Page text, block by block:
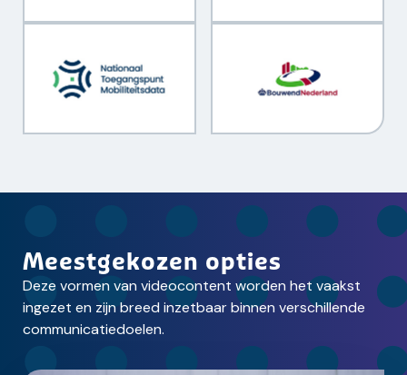
Meestgekozen opties
Deze vormen van videocontent worden het vaakst
ingezet en zijn breed inzetbaar binnen verschillende
communicatiedoelen.